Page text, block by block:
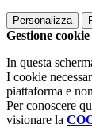
Personalizza
Gestione cookie
In questa
I cookie
piattaforma e
Per conoscere
visionare la